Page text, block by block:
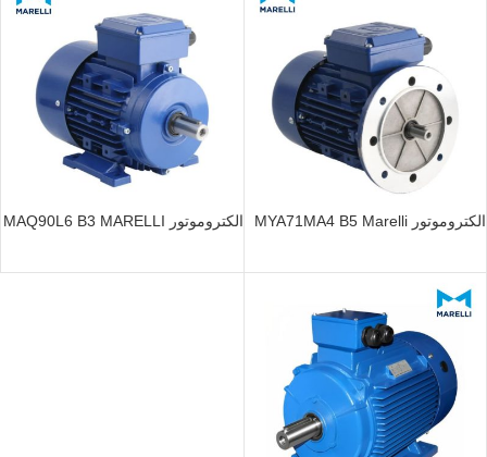
الکتروموتور MYA71MA4 B5 Marelli الکتروموتور MAQ90L6 B3 MARELLI